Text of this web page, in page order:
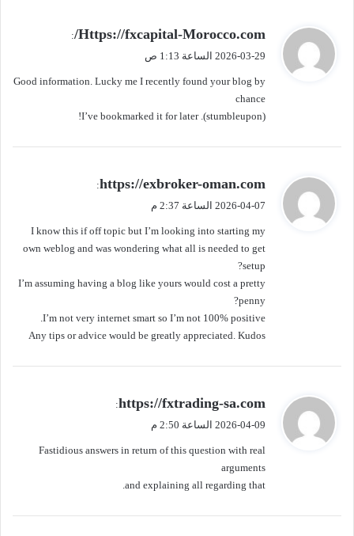
ي
ل
Https://fxcapital-Morocco.com/
:
2026-03-29 الساعة 1:13 ص
Good information. Lucky me I recently found your blog by
chance
(stumbleupon). I’ve bookmarked it for later!
ي
ل
https://exbroker-oman.com
:
2026-04-07 الساعة 2:37 م
I know this if off topic but I’m looking into starting my
own weblog and was wondering what all is needed to get
setup?
I’m assuming having a blog like yours would cost a pretty
penny?
I’m not very internet smart so I’m not 100% positive.
Any tips or advice would be greatly appreciated. Kudos
ي
ل
https://fxtrading-sa.com
:
2026-04-09 الساعة 2:50 م
Fastidious answers in return of this question with real
arguments
and explaining all regarding that.